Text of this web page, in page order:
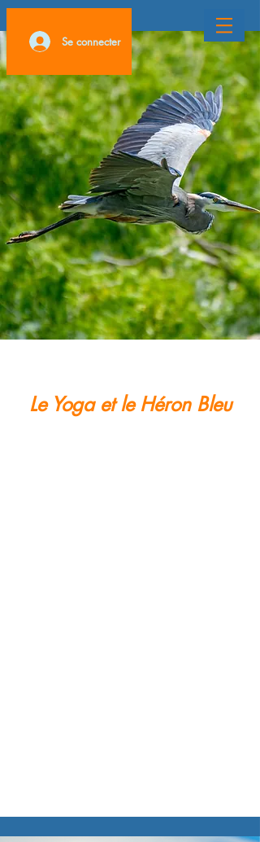
Se connecter
Le Yoga et le Héron Bleu